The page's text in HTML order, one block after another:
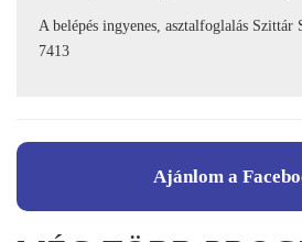
A belépés ingyenes, asztalfoglalás Szittár
7413
Ajánlom a